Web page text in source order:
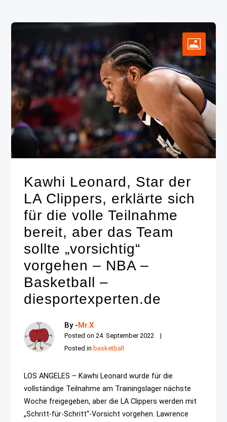
Kawhi Leonard, Star der
LA Clippers, erklärte sich
für die volle Teilnahme
bereit, aber das Team
sollte „vorsichtig“
vorgehen – NBA –
Basketball –
diesportexperten.de
By -Mr.X
Posted on24. September 2022
Posted in basketball
LOS ANGELES – Kawhi Leonard wurde für die
vollständige Teilnahme am Trainingslager nächste
Woche freigegeben, aber die LA Clippers werden mit
„Schritt-für-Schritt“-Vorsicht vorgehen. Lawrence